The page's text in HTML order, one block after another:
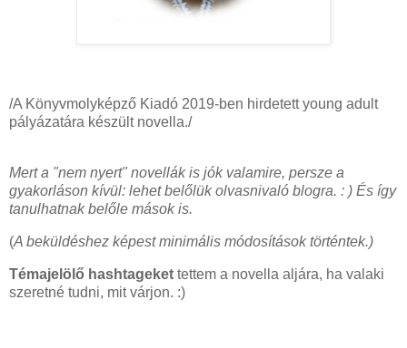
/A Könyvmolyképző Kiadó 2019-ben hirdetett young adult
pályázatára készült novella./
Mert a "nem nyert" novellák is jók valamire, persze a
gyakorláson kívül: lehet belőlük olvasnivaló blogra. : ) És így
tanulhatnak belőle mások is.
(A beküldéshez képest minimális módosítások történtek.)
Témajelölő hashtageket tettem a novella aljára, ha valaki
szeretné tudni, mit várjon. :)